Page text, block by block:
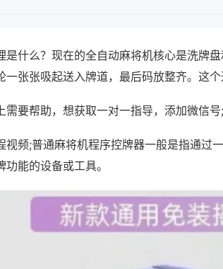
是什么？现在的全自动麻将机核心是洗牌
一张张吸起送入牌道，最后码放整齐。这个
需要帮助，想获取一对一指导，添加微信
视频;普通麻将机程序控牌器一般是指通过
能的设备或工具。